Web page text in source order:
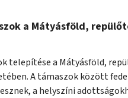
a Mátyásföld,
telepítése a Mátyásföld,
A támaszok között
a helyszíni